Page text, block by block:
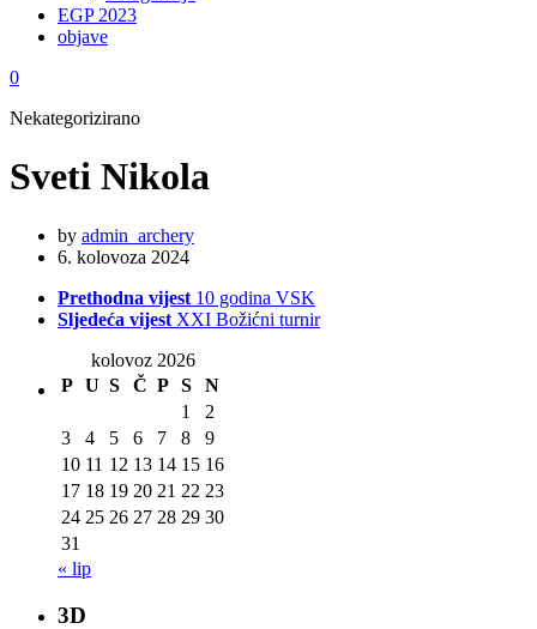
EGP 2023
objave
0
Nekategorizirano
Sveti Nikola
by admin_archery
6. kolovoza 2024
Prethodna vijest 10 godina VSK
Sljedeća vijest XXI Božićni turnir
kolovoz 2026
P U S Č P S
N
1
2
3
4 5 6 7 8
9
10 11 12 13 14 15 16
17 18 19 20 21 22 23
24 25 26 27 28 29 30
31
« lip
3D